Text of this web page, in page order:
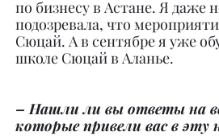
по бизнесу в Астане. Я даже
подозревала, что
Сюцай. А в сентябре я уже
школе Сюцай в Аланье.
– Нашли ли вы ответы на
которые привели вас в эту